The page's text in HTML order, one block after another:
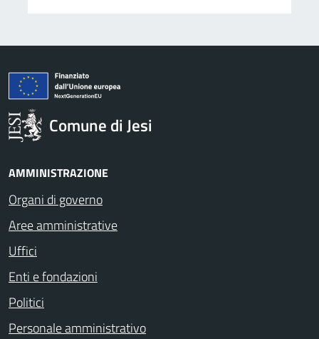
Comune di Jesi
AMMINISTRAZIONE
Organi di governo
Aree amministrative
Uffici
Enti e fondazioni
Politici
Personale amministrativo